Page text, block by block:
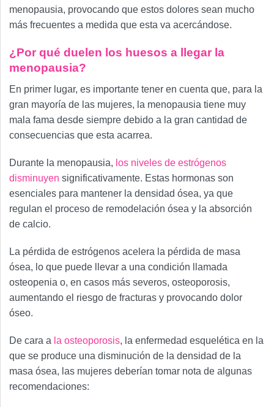
menopausia, provocando que estos dolores sean mucho
más frecuentes a medida que esta va acercándose.
¿Por qué duelen los huesos a llegar la
menopausia?
En primer lugar, es importante tener en cuenta que, para la
gran mayoría de las mujeres, la menopausia tiene muy
mala fama desde siempre debido a la gran cantidad de
consecuencias que esta acarrea.
Durante la menopausia, los niveles de estrógenos
disminuyen significativamente. Estas hormonas son
esenciales para mantener la densidad ósea, ya que
regulan el proceso de remodelación ósea y la absorción
de calcio.
La pérdida de estrógenos acelera la pérdida de masa
ósea, lo que puede llevar a una condición llamada
osteopenia o, en casos más severos, osteoporosis,
aumentando el riesgo de fracturas y provocando dolor
óseo.
De cara a la osteoporosis, la enfermedad esquelética en la
que se produce una disminución de la densidad de la
masa ósea, las mujeres deberían tomar nota de algunas
recomendaciones: